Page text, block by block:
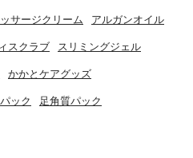
サージクリーム アルガンオイル
スクラブ スリミングジェル
かかとケアグッズ
ック 足角質パック